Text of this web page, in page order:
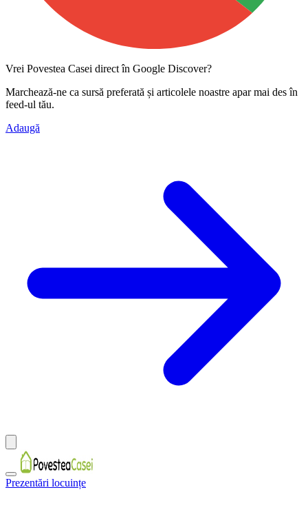
Vrei Povestea Casei direct în Google Discover?
Marchează-ne ca sursă preferată și articolele noastre apar mai des în
feed-ul tău.
Adaugă
Prezentări locuințe